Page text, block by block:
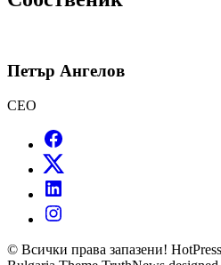
Петър Ангелов
CEO
© Всички права запазени!